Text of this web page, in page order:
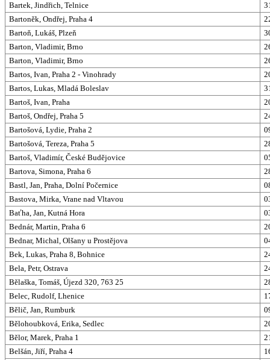
Bartek, Jindřich, Telnice
Bartoněk, Ondřej, Praha 4
Bartoň, Lukáš, Plzeň
Barton, Vladimir, Brno
Barton, Vladimir, Brno
Bartos, Ivan, Praha 2 - Vinohrady
Bartos, Lukas, Mladá Boleslav
Bartoš, Ivan, Praha
Bartoš, Ondřej, Praha 5
Bartošová, Lydie, Praha 2
Bartošová, Tereza, Praha 5
Bartoš, Vladimír, České Budějovice
Bartova, Simona, Praha 6
Bastl, Jan, Praha, Dolní Počernice
Bastova, Mirka, Vrane nad Vltavou
Baťha, Jan, Kutná Hora
Bednár, Martin, Praha 6
Bednar, Michal, Olšany u Prostějova
Bek, Lukas, Praha 8, Bohnice
Bela, Petr, Ostrava
Bělaška, Tomáš, Újezd 320, 763 25
Belec, Rudolf, Lhenice
Bělič, Jan, Rumburk
Bělohoubková, Erika, Sedlec
Bělor, Marek, Praha 1
Belšán, Jiří, Praha 4